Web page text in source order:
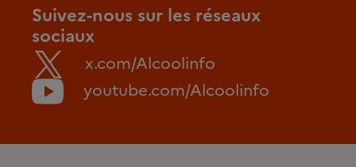
Suivez-nous sur les réseaux
sociaux
x.com/Alcoolinfo
youtube.com/Alcoolinfo